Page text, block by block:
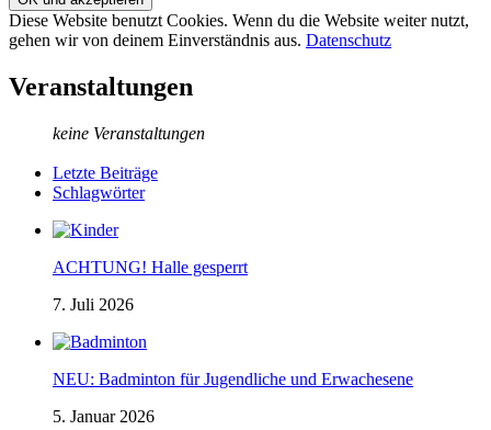
Diese Website benutzt Cookies. Wenn du die Website weiter nutzt,
gehen wir von deinem Einverständnis aus. Datenschutz
Veranstaltungen
keine Veranstaltungen
Letzte Beiträge
Schlagwörter
ACHTUNG! Halle gesperrt
7. Juli 2026
NEU: Badminton für Jugendliche und Erwachesene
5. Januar 2026